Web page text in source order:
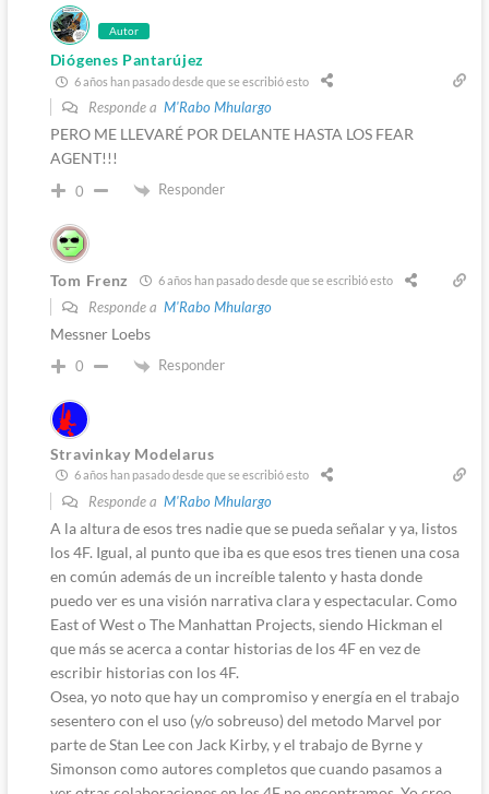
Autor
Diógenes Pantarújez
6 años han pasado desde que se escribió esto
Responde a M'Rabo Mhulargo
PERO ME LLEVARÉ POR DELANTE HASTA LOS FEAR
AGENT!!!
0 Responder
Tom Frenz 6 años han pasado desde que se escribió esto
Responde a M'Rabo Mhulargo
Messner Loebs
0 Responder
Stravinkay Modelarus
6 años han pasado desde que se escribió esto
Responde a M'Rabo Mhulargo
A la altura de esos tres nadie que se pueda señalar y ya, listos
los 4F. Igual, al punto que iba es que esos tres tienen una cosa
en común además de un increíble talento y hasta donde
puedo ver es una visión narrativa clara y espectacular. Como
East of West o The Manhattan Projects, siendo Hickman el
que más se acerca a contar historias de los 4F en vez de
escribir historias con los 4F.
Osea, yo noto que hay un compromiso y energía en el trabajo
sesentero con el uso (y/o sobreuso) del metodo Marvel por
parte de Stan Lee con Jack Kirby, y el trabajo de Byrne y
Simonson como autores completos que cuando pasamos a